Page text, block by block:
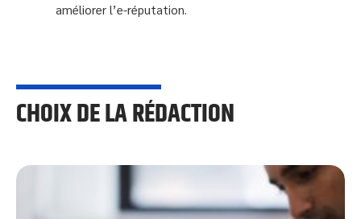
améliorer l’e-réputation.
CHOIX DE LA RÉDACTION